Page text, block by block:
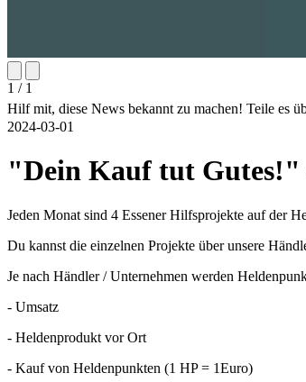
1 / 1
Hilf mit, diese News bekannt zu machen! Teile es
2024-03-01
"Dein Kauf tut Gutes!"
Jeden Monat sind 4 Essener Hilfsprojekte auf der
Du kannst die einzelnen Projekte über unsere
Je nach Händler / Unternehmen werden
- Umsatz
- Heldenprodukt vor Ort
- Kauf von Heldenpunkten (1 HP = 1Euro)